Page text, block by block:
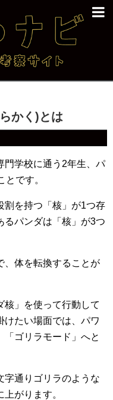
かく)とは
門学校に通う2年生、パ
です。
割を持つ「核」が1つ存
るパンダは「核」が3つ
、体を転換することが
核」を使って行動して
けたい場面では、パワ
「ゴリラモード」へと
字通りゴリラのような
がります。